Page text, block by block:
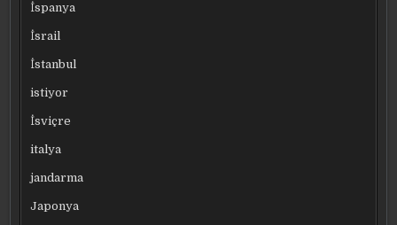
İspanya
İsrail
İstanbul
istiyor
İsviçre
italya
jandarma
Japonya